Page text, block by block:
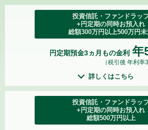
投資信託・ファンドラッ
+円定期の同時お預入れ
総額300万円以上500万円
円定期預金3ヵ月もの金利 年
（税引後 年利率
詳しくはこちら
投資信託・ファンドラッ
+円定期の同時お預入れ
総額500万円以上